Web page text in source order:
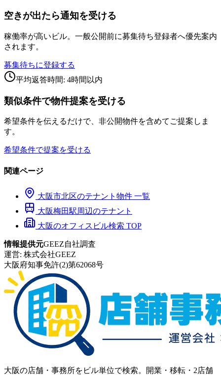
空きが出たら通知を受ける
稼働率が高いビル。一般公開前に募集待ち登録者へ優先案内
されます。
募集待ちに登録する
平均返答時間: 4時間以内
類似条件で物件提案を受ける
希望条件を伝えるだけで、非公開物件を含めてご提案しま
す。
希望条件で提案を受ける
関連ページ
大阪市北区のテナント物件 一覧
大阪梅田駅周辺のテナント
大阪のオフィスビル検索 TOP
情報提供元GEEZ自社調査
運営: 株式会社GEEZ
大阪府知事免許(2)第62068号
大阪の店舗・事務所をビル単位で検索。開業・移転・2店舗